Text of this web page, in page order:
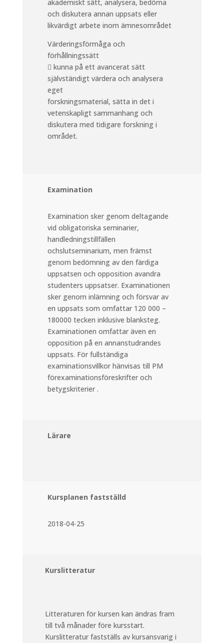
akademiskt sätt, analysera, bedöma
och diskutera annan uppsats eller
likvärdigt arbete inom ämnesområdet
Värderingsförmåga och
förhållningssätt
 kunna på ett avancerat sätt
självständigt värdera och analysera
eget
forskningsmaterial, sätta in det i
vetenskapligt sammanhang och
diskutera med tidigare forskning i
området.
Examination
Examination sker genom deltagande
vid obligatoriska seminarier,
handledningstillfällen
ochslutseminarium, men främst
genom bedömning av den färdiga
uppsatsen och opposition avandra
studenters uppsatser. Examinationen
sker genom inlämning och försvar av
en uppsats som omfattar 120 000 –
180000 tecken inklusive blanksteg.
Examinationen omfattar även en
opposition på en annanstudrandes
uppsats. För fullständiga
examinationsvillkor hänvisas till PM
förexaminationsföreskrifter och
betygskriterier .
Lärare
Kursplanen fastställd
2018-04-25
Kurslitteratur
Litteraturen för kursen kan ändras fram
till två månader före kursstart.
Kurslitteratur fastställs av kursansvarig i